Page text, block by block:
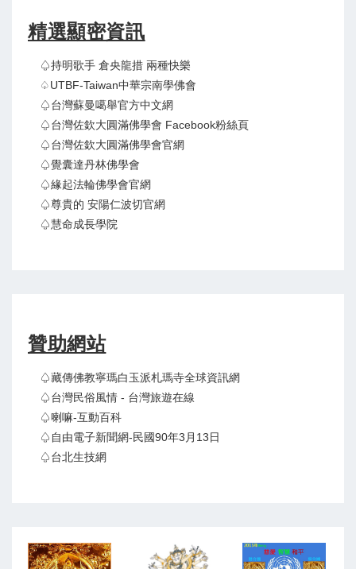
精選顯密資訊
♤持明歌手 倉央龍措 兩種快樂
♤UTBF-Taiwan中華宗南學佛會
♤台灣蘇曼噶舉官方中文網
♤台灣佐欽大圓滿佛學會 Facebook粉絲頁
♤台灣佐欽大圓滿佛學會官網
♤覺囊達丹林佛學會
♤緣起法輪佛學會官網
♤尊貴的 安陽仁波切官網
♤慧命成長學院
贊助網站
♤藏傳佛教寧瑪白玉派札瑪寺全球資訊網
♤台灣民俗風情 - 台灣旅遊在線
♤喇嘛-互動百科
♤自由電子新聞網-民國90年3月13日
♤台北生技網